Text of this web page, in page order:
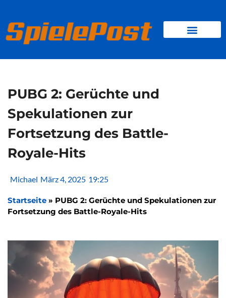
springen
PUBG 2: Gerüchte und
Spekulationen zur
Fortsetzung des Battle-
Royale-Hits
Michael März 4, 2025 19:25
Startseite » PUBG 2: Gerüchte und Spekulationen zur
Fortsetzung des Battle-Royale-Hits